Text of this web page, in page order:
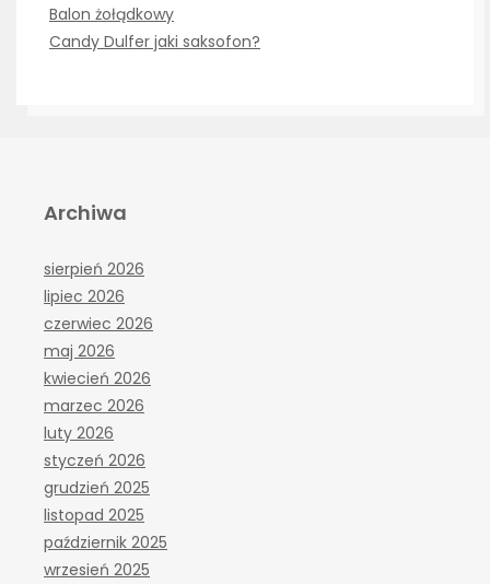
Balon żołądkowy
Candy Dulfer jaki saksofon?
Archiwa
sierpień 2026
lipiec 2026
czerwiec 2026
maj 2026
kwiecień 2026
marzec 2026
luty 2026
styczeń 2026
grudzień 2025
listopad 2025
październik 2025
wrzesień 2025